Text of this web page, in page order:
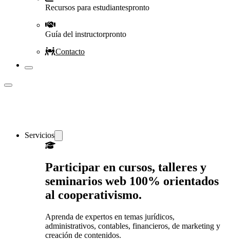
Recursos para estudiantespronto
Guía del instructorpronto
Contacto
Servicios
Participar en cursos, talleres y
seminarios web 100% orientados
al cooperativismo.
Aprenda de expertos en temas jurídicos,
administrativos, contables, financieros, de marketing y
creación de contenidos.